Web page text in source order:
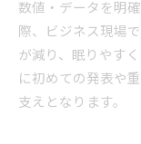
数値・データを明
際、ビジネス現場
が減り、眠りやす
に初めての発表や
支えとなります。